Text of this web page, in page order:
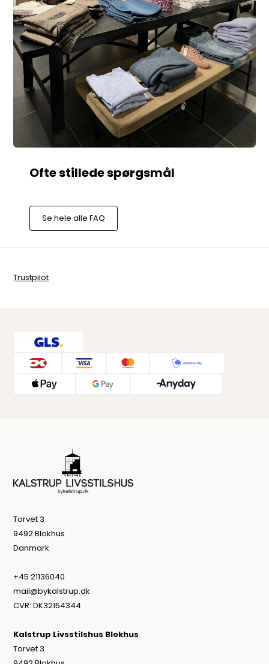
Se hele alle FAQ
Trustpilot
Torvet 3
9492 Blokhus
Danmark
+45 21136040
mail@bykalstrup.dk
CVR: DK32154344
Kalstrup Livsstilshus Blokhus
Torvet 3